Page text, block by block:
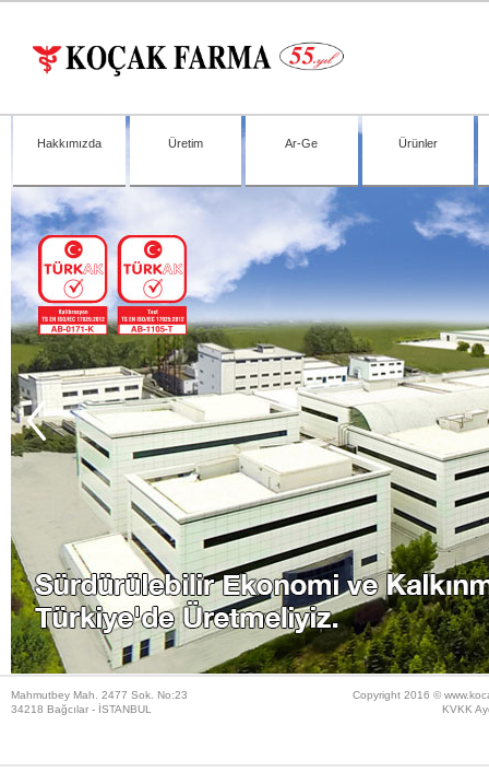
Hakkımızda Üretim Ar-Ge Ürünler
NAZMİYE SEYFETTİN KOÇAK ORTAOKULU
SAYIN PROF.DR.MUSTAFA ŞENTOP TARAFINDAN
Mahmutbey Mah. 2477 Sok. No:23
34218 Bağcılar - İSTANBUL
Copyright 2016 ©
KVKK